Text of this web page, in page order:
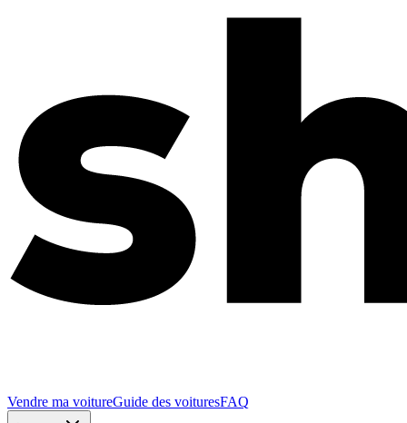
Vendre ma voitureGuide des voituresFAQ